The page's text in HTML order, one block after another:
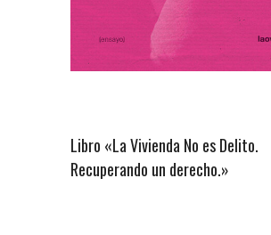
Libro «La Vivienda No es Delito.
Recuperando un derecho.»